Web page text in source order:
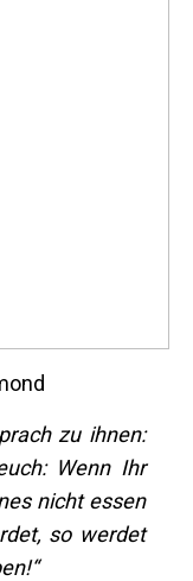
zu ihnen:
Wenn Ihr
nicht essen
so werdet